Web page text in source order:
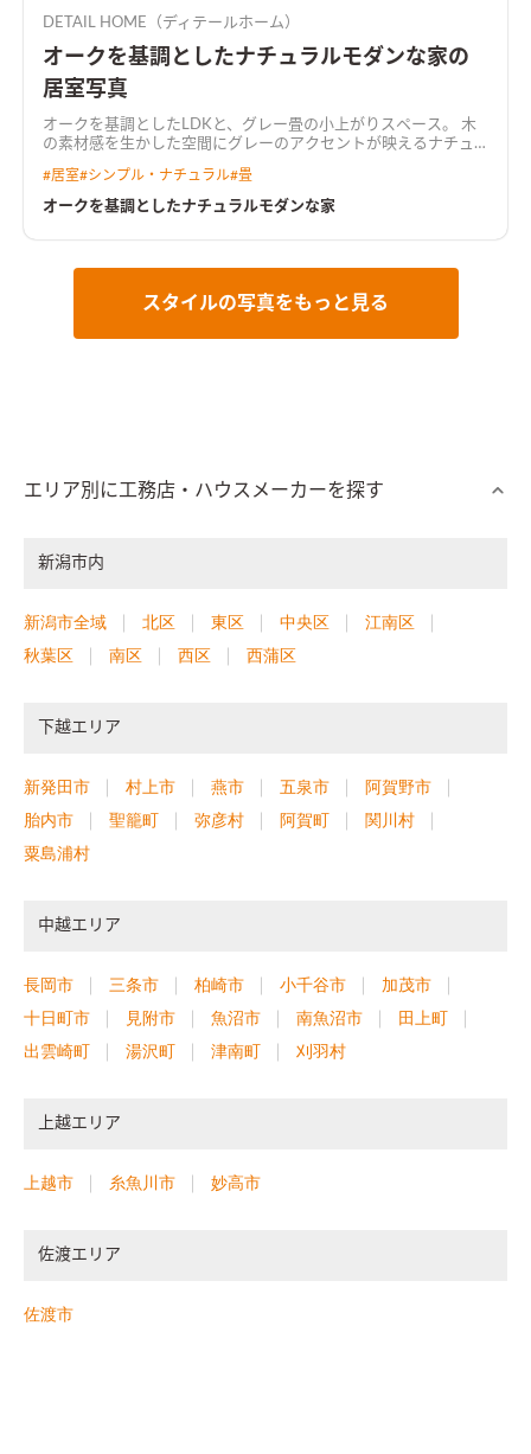
DETAIL HOME（ディテールホーム）
オークを基調としたナチュラルモダンな家の
居室写真
オークを基調としたLDKと、グレー畳の小上がりスペース。 木
の素材感を生かした空間にグレーのアクセントが映えるナチュ
#居室#シンプル・ナチュラル#畳
オークを基調としたナチュラルモダンな家
スタイルの写真をもっと見る
エリア別に工務店・ハウスメーカーを探す
新潟市内
新潟市全域 北区 東区 中央区
江南区
秋葉区
南区 西区 西蒲区
下越エリア
新発田市 村上市 燕市 五泉市
阿賀野市
胎内市
聖籠町 弥彦村 阿賀町
関川村
粟島浦村
中越エリア
長岡市 三条市 柏崎市 小千谷市
加茂市
十日町市
見附市 魚沼市 南魚沼市
田上町
出雲崎町
湯沢町 津南町 刈羽村
上越エリア
上越市 糸魚川市 妙高市
佐渡エリア
佐渡市